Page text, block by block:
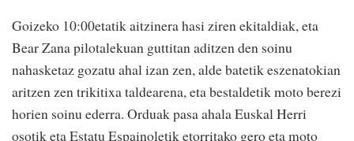
Goizeko 10:00etatik aitzinera hasi ziren ekitaldiak, eta
Bear Zana pilotalekuan guttitan aditzen den soinu
nahasketaz gozatu ahal izan zen, alde batetik eszenatokian
aritzen zen trikitixa taldearena, eta bestaldetik moto berezi
horien soinu ederra. Orduak pasa ahala Euskal Herri
osotik eta Estatu Espainoletik etorritako gero eta moto